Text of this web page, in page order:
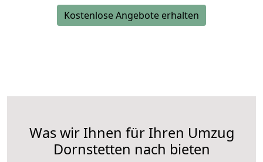
Kostenlose Angebote erhalten
Was wir Ihnen für Ihren Umzug
Dornstetten nach bieten